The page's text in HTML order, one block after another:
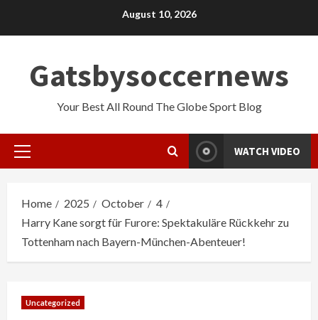
August 10, 2026
Gatsbysoccernews
Your Best All Round The Globe Sport Blog
Primary
WATCH VIDEO
Home 2025 October
4
Harry Kane sorgt für Furore: Spektakuläre Rückkehr zu
Tottenham nach Bayern-München-Abenteuer!
Uncategorized